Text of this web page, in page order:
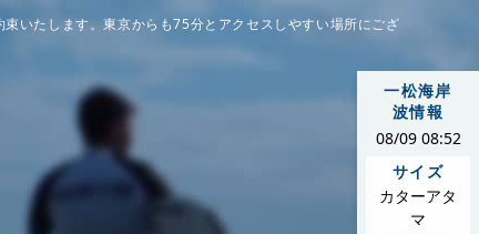
一松海岸
波情報
08/09 08:52
サイズ
カターアタ
マ
いたします。東京からも75分とアクセスしやすい場所にござ